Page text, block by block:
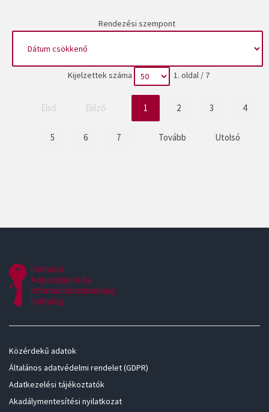
Rendezési szempont
Kijelzettek száma 1. oldal / 7
Első Előző 1 2 3 4
5 6 7 Tovább Utolsó
Közérdekű adatok
Általános adatvédelmi rendelet (GDPR)
Adatkezelési tájékoztatók
Akadálymentesítési nyilatkozat